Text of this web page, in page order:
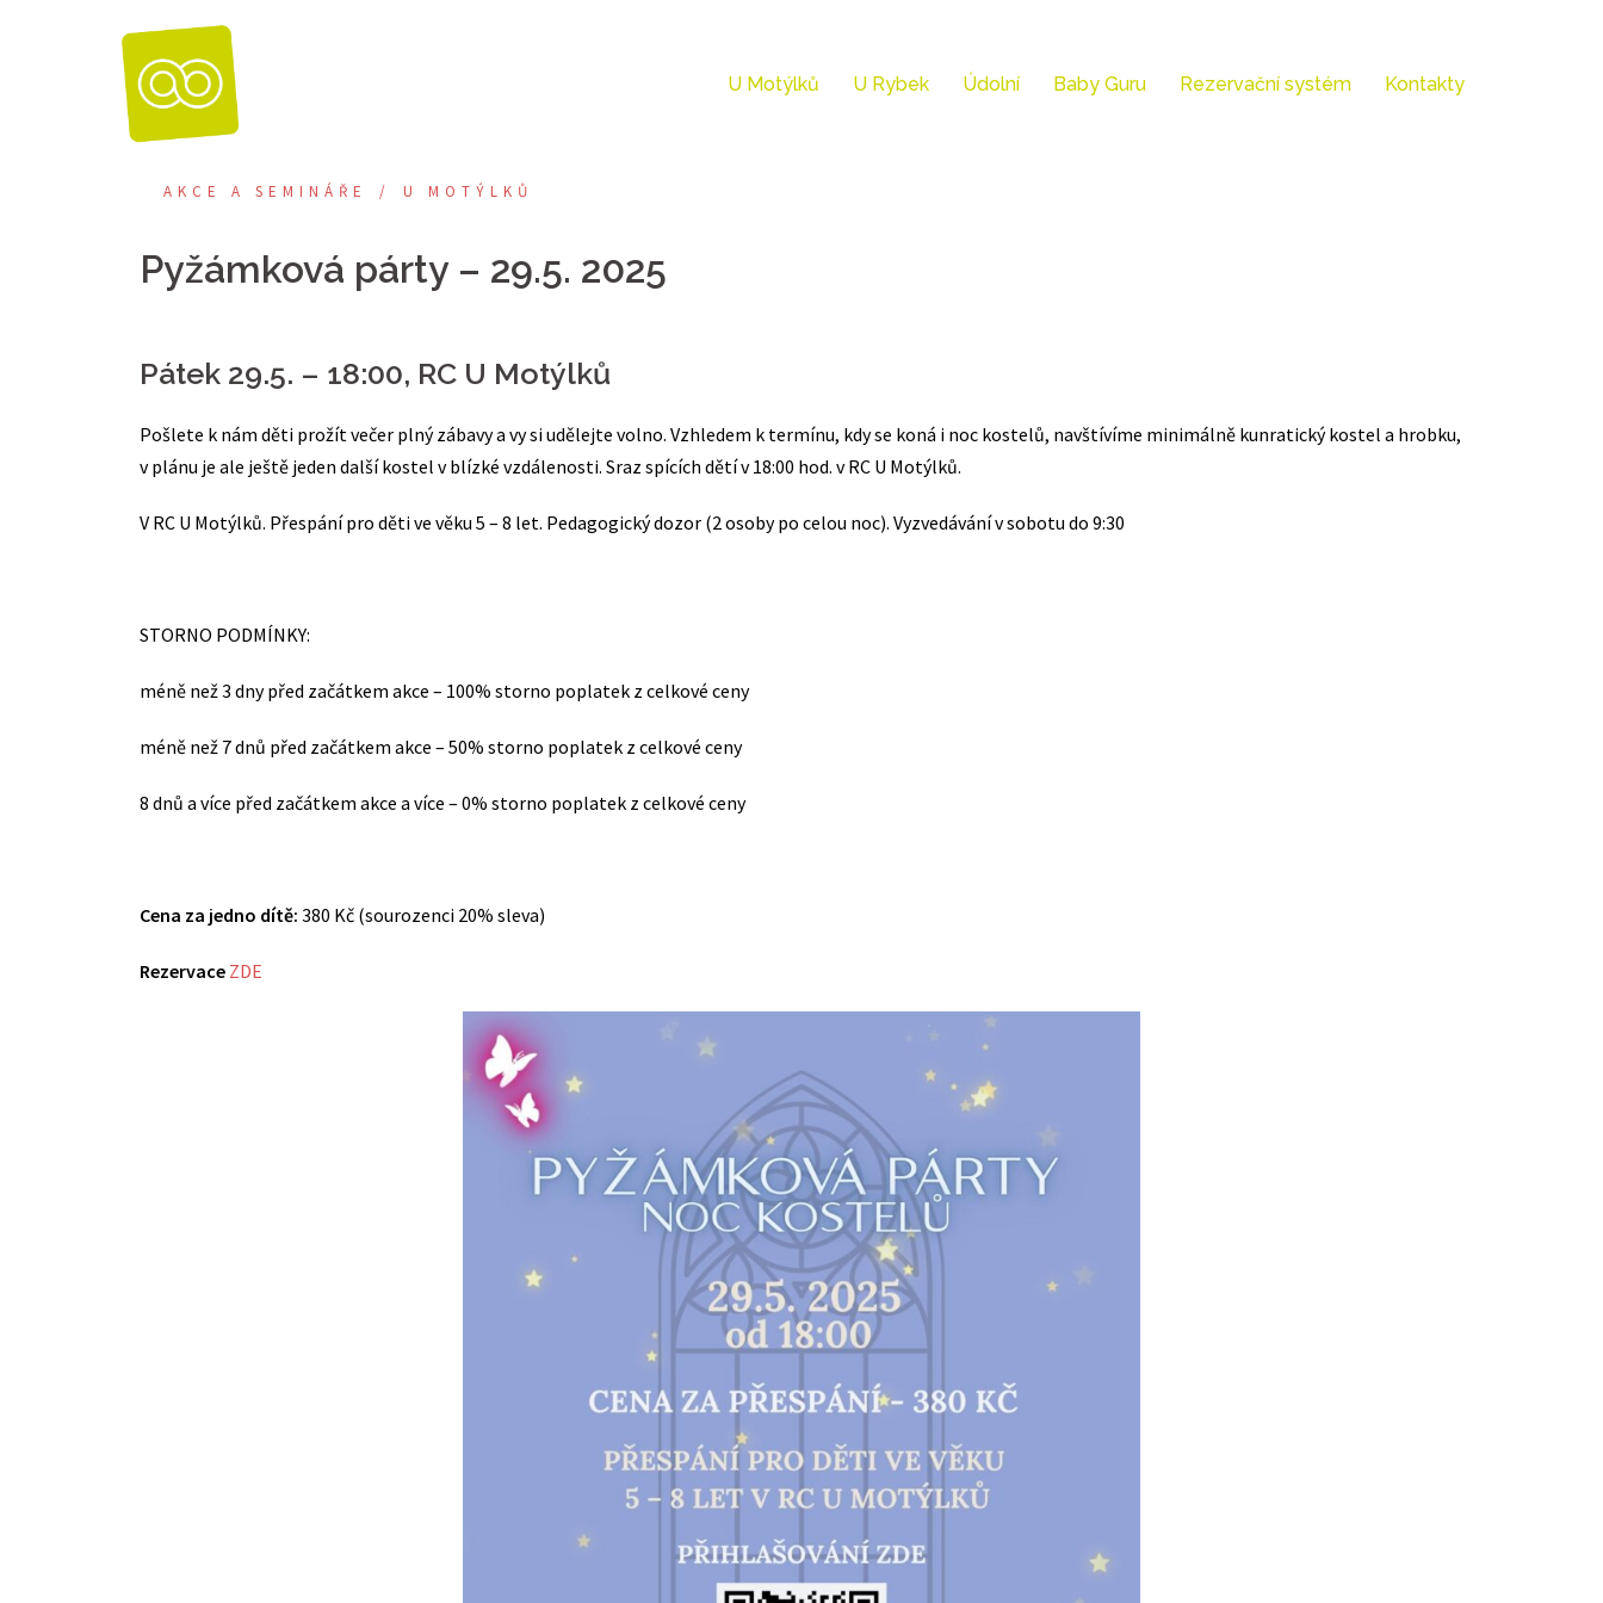
U Motýlků U Rybek Údolní Baby Guru Rezervační systém Kontakty
AKCE A SEMINÁŘE U MOTÝLKŮ
Pyžámková párty – 29.5. 2025
Pátek 29.5. – 18:00, RC U Motýlků
Pošlete k nám děti prožít večer plný zábavy a vy si udělejte volno. Vzhledem k termínu, kdy se koná i noc kostelů, navštívíme minimálně kunratický kostel a hrobku,
v plánu je ale ještě jeden další kostel v blízké vzdálenosti. Sraz spících dětí v 18:00 hod. v RC U Motýlků.
V RC U Motýlků. Přespání pro děti ve věku 5 – 8 let. Pedagogický dozor (2 osoby po celou noc). Vyzvedávání v sobotu do 9:30
STORNO PODMÍNKY:
méně než 3 dny před začátkem akce – 100% storno poplatek z celkové ceny
méně než 7 dnů před začátkem akce – 50% storno poplatek z celkové ceny
8 dnů a více před začátkem akce a více – 0% storno poplatek z celkové ceny
Cena za jedno dítě: 380 Kč (sourozenci 20% sleva)
Rezervace ZDE